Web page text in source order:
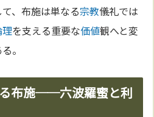
、布施は単なる宗教儀礼では
を支える重要な価値観へと変
。
布施──六波羅蜜と利